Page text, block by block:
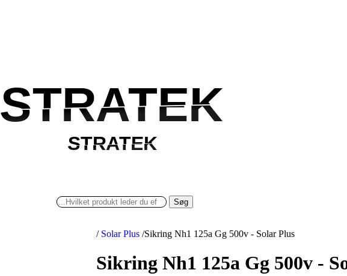
STRATEK
STRATEK
STRATEK
STRATEK
Søg
/ Solar Plus /Sikring Nh1 125a Gg 500v - Solar Plus
Sikring Nh1 125a Gg 500v -